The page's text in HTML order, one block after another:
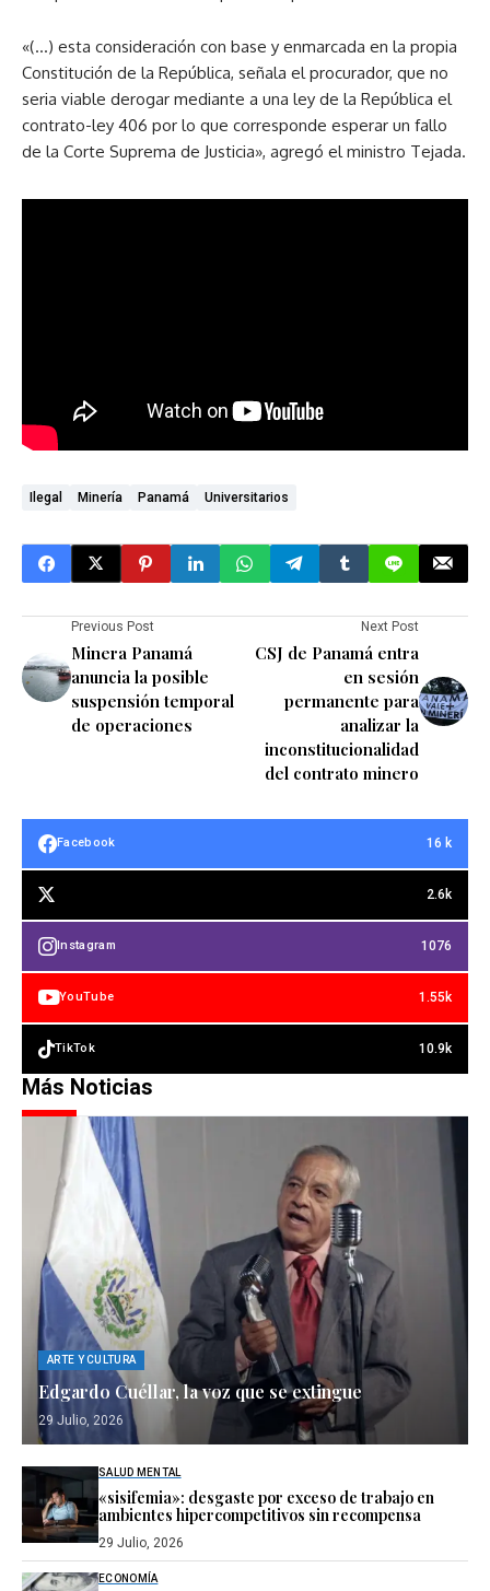
«(…) esta consideración con base y enmarcada en la propia
Constitución de la República, señala el procurador, que no
seria viable derogar mediante a una ley de la República el
contrato-ley 406 por lo que corresponde esperar un fallo
de la Corte Suprema de Justicia», agregó el ministro Tejada.
Ilegal Minería Panamá Universitarios
Previous Post
Minera Panamá
anuncia la posible
suspensión temporal
de operaciones
Next Post
CSJ de Panamá entra
en sesión
permanente para
analizar la
inconstitucionalidad
del contrato minero
Facebook 16 k
2.6k
Instagram 1076
YouTube 1.55k
TikTok 10.9k
Más Noticias
ARTE Y CULTURA
Edgardo Cuéllar, la voz que se extingue
29 Julio, 2026
SALUD MENTAL
«sisifemia»: desgaste por exceso de trabajo en
ambientes hipercompetitivos sin recompensa
29 Julio, 2026
ECONOMÍA